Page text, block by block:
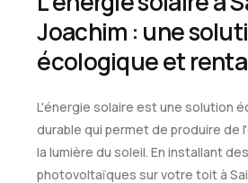
Joachim : une
écologique et
L'énergie solaire est une solution
durable qui permet de produire de
la lumière du soleil. En installant
photovoltaïques sur votre toit à